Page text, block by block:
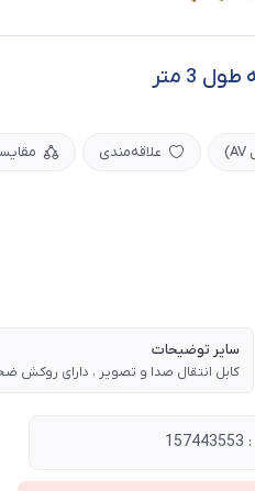
علاقه‌مندی
سایر توضیحات